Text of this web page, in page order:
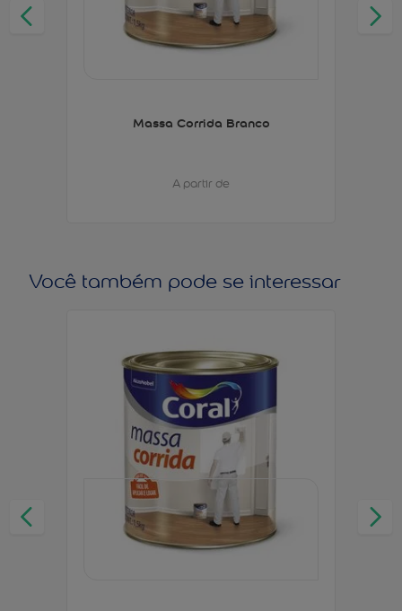
Massa Corrida Branco
A partir de
Você também pode se interessar